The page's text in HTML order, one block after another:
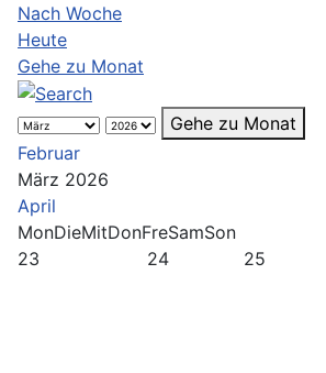
Nach Woche
Heute
Gehe zu Monat
Gehe zu Monat
Februar
März 2026
April
MonDieMitDonFreSamSon
23
24 25